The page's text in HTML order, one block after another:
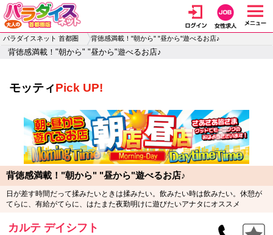
パラダイスネット 首都圏 背徳感満載！"朝から" "昼から"遊べるお店♪
背徳感満載！"朝から" "昼から"遊べるお店♪
モッティPick UP!
背徳感満載！"朝から" "昼から"遊べるお店♪
日が差す時間だって揉みたいときは揉みたい。飲みたい時は飲みたい。休憩が
てらに、有給がてらに、はたまた夜勤明けに遊びたいアナタにオススメ
カルテ デイシフト